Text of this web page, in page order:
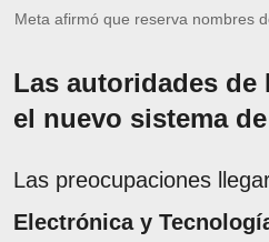
Meta afirmó que reserva nombres
Las autoridades de
el nuevo sistema
Las preocupaciones
Electrónica y